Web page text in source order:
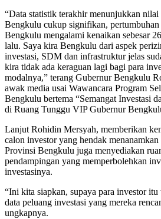
“Data statistik terakhir menunjukkan
Bengkulu cukup signifikan,
Bengkulu mengalami kenaikan sebesar
lalu. Saya kira Bengkulu dari aspek
investasi, SDM dan infrastruktur jelas
kira tidak ada keraguan lagi bagi para
modalnya,” terang Gubernur Bengkulu
awak media usai Wawancara Program
Bengkulu bertema “Semangat Investasi
di Ruang Tunggu VIP Gubernur
Lanjut Rohidin Mersyah, memberikan
calon investor yang hendak menanamkan
Provinsi Bengkulu juga menyediakan
pendampingan yang memperbolehkan
investasinya.
“Ini kita siapkan, supaya para investor
data peluang investasi yang mereka
ungkapnya.